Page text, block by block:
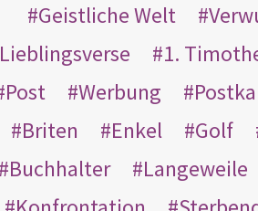
Geistliche Welt
Lieblingsverse
1.
Post
Werbung
Briten
Enkel Golf
Buchhalter
Langeweile